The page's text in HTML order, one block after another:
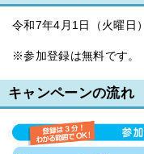
令和7年4月1日（火曜日
※参加登録は無料です。
キャンペーンの流れ